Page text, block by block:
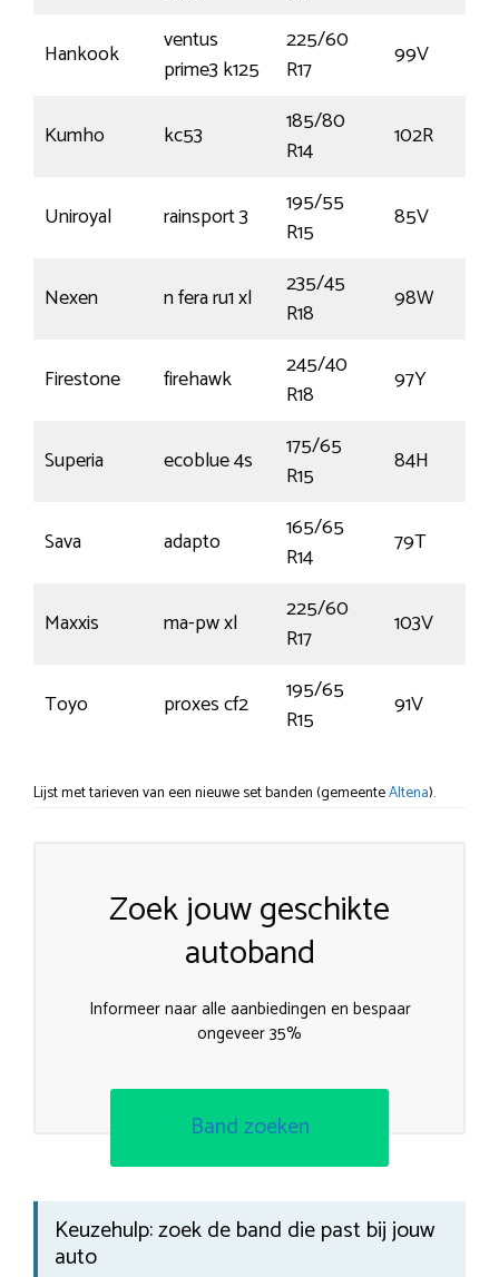
Hankook
ventus
prime3 k125
225/60
R17
99V
Kumho kc53
185/80
R14
102R
Uniroyal rainsport 3
195/55
R15
85V
Nexen n fera ru1 xl
235/45
R18
98W
Firestone firehawk
245/40
R18
97Y
Superia ecoblue 4s
175/65
R15
84H
Sava adapto
165/65
R14
79T
Maxxis ma-pw xl
225/60
R17
103V
Toyo proxes cf2
195/65
R15
91V
Lijst met tarieven van een nieuwe set banden (gemeenteAltena).
Zoek jouw geschikte
autoband
Informeer naar alle aanbiedingen en bespaar
ongeveer 35%
Band zoeken
Keuzehulp: zoek de band die past bij jouw
auto